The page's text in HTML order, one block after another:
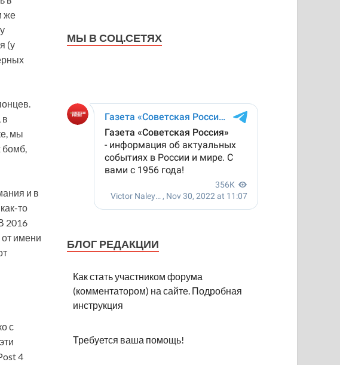
же
(у
в
мы
бомб,
и в
то
2016
имени
с
4
МЫ В СОЦ.СЕТЯХ
БЛОГ РЕДАКЦИИ
Как стать участником форума
(комментатором) на сайте. Подробная
инструкция
Требуется ваша помощь!